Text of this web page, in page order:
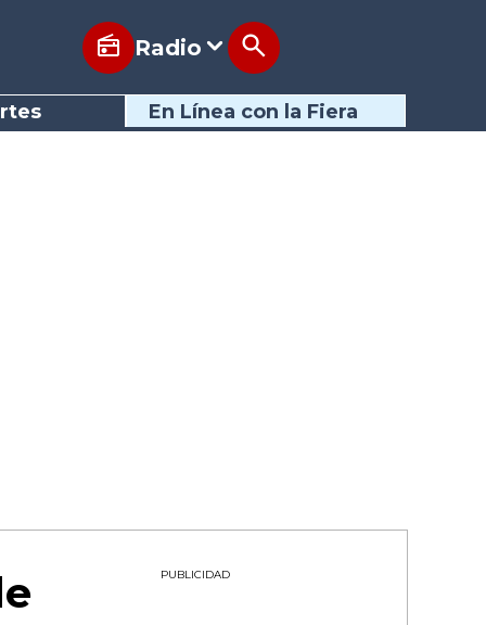
Radio
En Línea con la Fiera
PUBLICIDAD